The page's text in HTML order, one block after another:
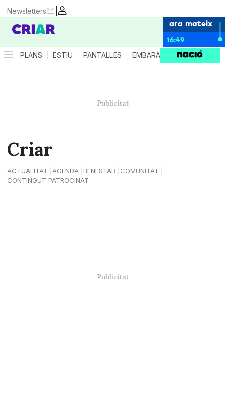
|
Newsletters
ara mateix
16:49
PLANS ESTIU PANTALLES EMBARÀS CRIANÇA
Criar
ACTUALITAT AGENDA BENESTAR
COMUNITAT
CONTINGUT PATROCINAT